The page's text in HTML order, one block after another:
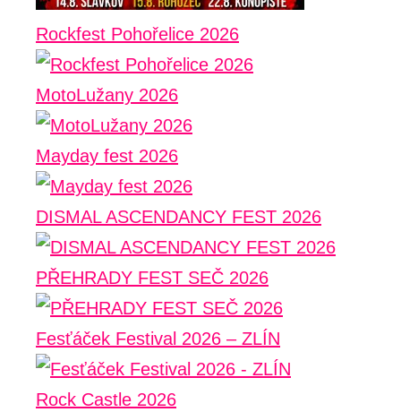
Rockfest Pohořelice 2026
MotoLužany 2026
Mayday fest 2026
DISMAL ASCENDANCY FEST 2026
PŘEHRADY FEST SEČ 2026
Fesťáček Festival 2026 – ZLÍN
Rock Castle 2026